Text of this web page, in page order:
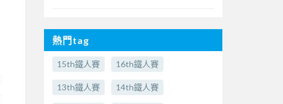
熱門tag
15th鐵人賽 16th鐵人賽
13th鐵人賽 14th鐵人賽